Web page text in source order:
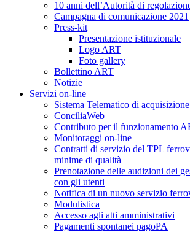
10 anni dell’Autorità di
Campagna di comunicazione 2021
Press-kit
Presentazione istituzionale
Logo ART
Foto gallery
Bollettino ART
Notizie
Servizi on-line
Sistema Telematico di
ConciliaWeb
Contributo per il funzionamento
Monitoraggi on-line
Contratti di servizio del TPL
minime di qualità
Prenotazione delle audizioni dei
con gli utenti
Notifica di un nuovo servizio
Modulistica
Accesso agli atti amministrativi
Pagamenti spontanei pagoPA